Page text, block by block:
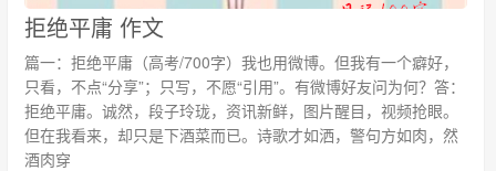
拒绝平庸 作文
篇一：拒绝平庸（高考/700字）我也用微博。但我有一个癖好，
只看，不点“分享”；只写，不愿“引用”。有微博好友问为何？答：
拒绝平庸。诚然，段子玲珑，资讯新鲜，图片醒目，视频抢眼。
但在我看来，却只是下酒菜而已。诗歌才如洒，警句方如肉，然
酒肉穿